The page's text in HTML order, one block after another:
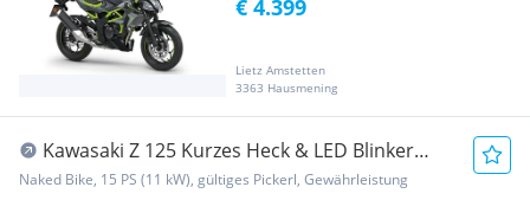
Lietz Amstetten
3363 Hausmening
€ 4.399
Kawasaki Z 125 Kurzes Heck & LED Blinker
Umbau MY26
Naked Bike, 15 PS (11 kW), gültiges Pickerl, Gewährleistung